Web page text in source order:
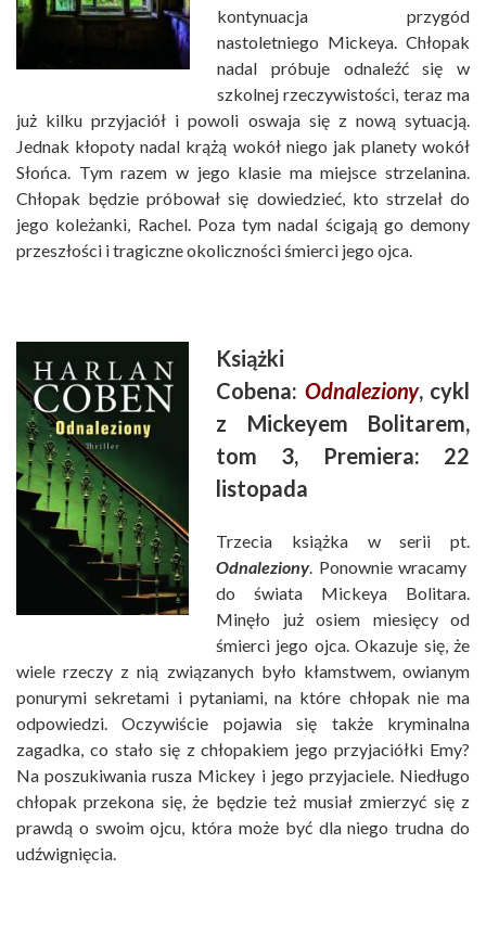
kontynuacja przygód
nastoletniego Mickeya. Chłopak
nadal próbuje odnaleźć się w
szkolnej rzeczywistości, teraz ma
już kilku przyjaciół i powoli oswaja się z nową sytuacją.
Jednak kłopoty nadal krążą wokół niego jak planety wokół
Słońca. Tym razem w jego klasie ma miejsce strzelanina.
Chłopak będzie próbował się dowiedzieć, kto strzelał do
jego koleżanki, Rachel. Poza tym nadal ścigają go demony
przeszłości i tragiczne okoliczności śmierci jego ojca.
Książki
Cobena: Odnaleziony, cykl
z Mickeyem Bolitarem,
tom 3, Premiera: 22
listopada
Trzecia książka w serii pt.
Odnaleziony. Ponownie wracamy
do świata Mickeya Bolitara.
Minęło już osiem miesięcy od
śmierci jego ojca. Okazuje się, że
wiele rzeczy z nią związanych było kłamstwem, owianym
ponurymi sekretami i pytaniami, na które chłopak nie ma
odpowiedzi. Oczywiście pojawia się także kryminalna
zagadka, co stało się z chłopakiem jego przyjaciółki Emy?
Na poszukiwania rusza Mickey i jego przyjaciele. Niedługo
chłopak przekona się, że będzie też musiał zmierzyć się z
prawdą o swoim ojcu, która może być dla niego trudna do
udźwignięcia.